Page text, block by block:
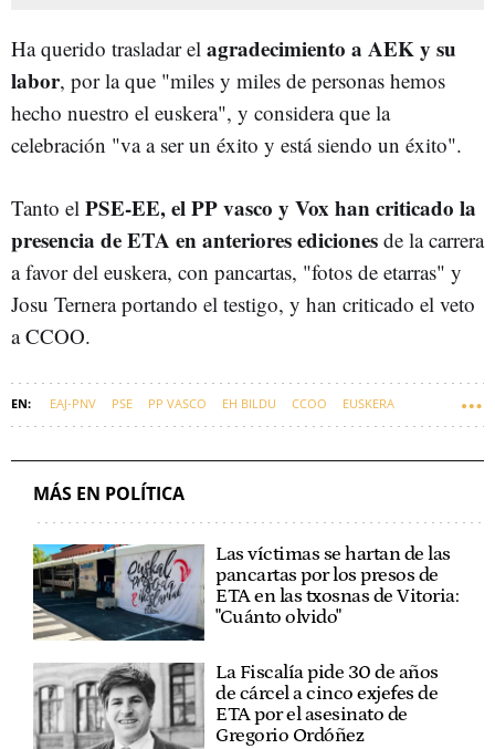
Ha querido trasladar el agradecimiento a AEK y su
labor, por la que "miles y miles de personas hemos
hecho nuestro el euskera", y considera que la
celebración "va a ser un éxito y está siendo un éxito".
Tanto el PSE-EE, el PP vasco y Vox han criticado la
presencia de ETA en anteriores ediciones de la carrera
a favor del euskera, con pancartas, "fotos de etarras" y
Josu Ternera portando el testigo, y han criticado el veto
a CCOO.
EAJ-PNV PSE PP VASCO EH BILDU CCOO EUSKERA
MÁS EN POLÍTICA
Las víctimas se hartan de las
pancartas por los presos de
ETA en las txosnas de Vitoria:
"Cuánto olvido"
La Fiscalía pide 30 de años
de cárcel a cinco exjefes de
ETA por el asesinato de
Gregorio Ordóñez